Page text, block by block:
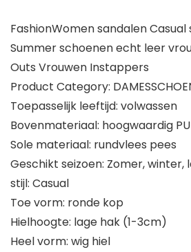
FashionWomen sandalen
Summer schoenen echt leer
Outs Vrouwen Instappers
Product Category:
Toepasselijk leeftijd: volwassen
Bovenmateriaal: hoogwaardig PU
Sole materiaal: rundvlees pees
Geschikt seizoen: Zomer, winter,
stijl: Casual
Toe vorm: ronde kop
Hielhoogte: lage hak (1-3cm)
Heel vorm: wig hiel